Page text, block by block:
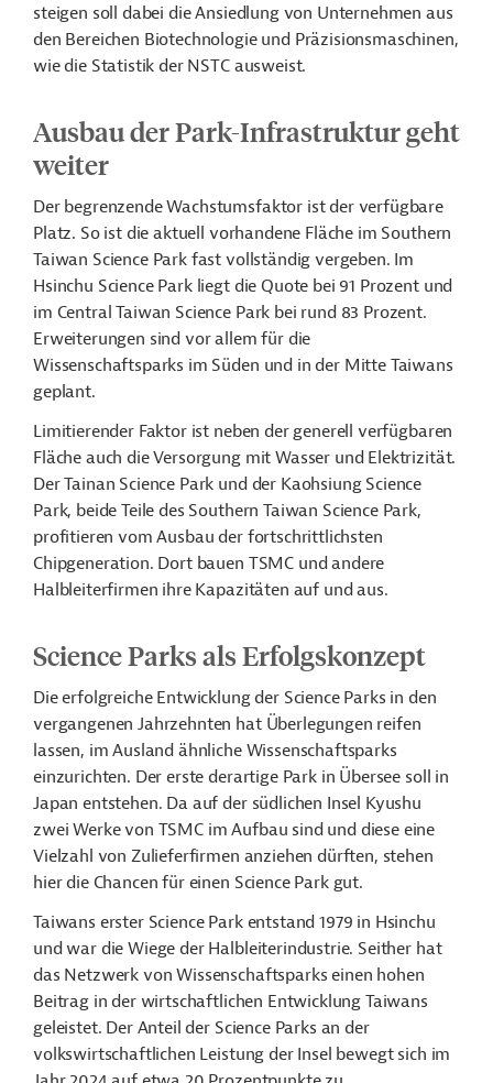
steigen soll dabei die Ansiedlung von Unternehmen aus
den Bereichen Biotechnologie und Präzisionsmaschinen,
wie die Statistik der NSTC ausweist.
Ausbau der Park-Infrastruktur geht
weiter
Der begrenzende Wachstumsfaktor ist der verfügbare
Platz. So ist die aktuell vorhandene Fläche im Southern
Taiwan Science Park fast vollständig vergeben. Im
Hsinchu Science Park liegt die Quote bei 91 Prozent und
im Central Taiwan Science Park bei rund 83 Prozent.
Erweiterungen sind vor allem für die
Wissenschaftsparks im Süden und in der Mitte Taiwans
geplant.
Limitierender Faktor ist neben der generell verfügbaren
Fläche auch dieVersorgung mit Wasser und Elektrizität.
Der Tainan Science Park und der Kaohsiung Science
Park, beide Teile des Southern Taiwan Science Park,
profitieren vom Ausbau der fortschrittlichsten
Chipgeneration. Dort bauen TSMC und andere
Halbleiterfirmen ihre Kapazitäten auf und aus.
Science Parks als Erfolgskonzept
Die erfolgreiche Entwicklung der Science Parks in den
vergangenen Jahrzehnten hat Überlegungen reifen
lassen, im Ausland ähnliche Wissenschaftsparks
einzurichten. Der erste derartige Park in Übersee soll in
Japan entstehen. Da auf der südlichen Insel Kyushu
zwei Werke von TSMC im Aufbau sind und diese eine
Vielzahl von Zulieferfirmen anziehen dürften, stehen
hier die Chancen für einen Science Park gut.
Taiwans erster Science Park entstand 1979 in Hsinchu
und war die Wiege der Halbleiterindustrie. Seither hat
das Netzwerk von Wissenschaftsparks einen hohen
Beitrag in der wirtschaftlichen Entwicklung Taiwans
geleistet. Der Anteil der Science Parks an der
volkswirtschaftlichen Leistung der Insel bewegt sich im